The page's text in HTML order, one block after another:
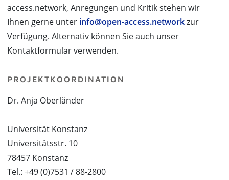
access.network, Anregungen und Kritik stehen wir
Ihnen gerne unter info@open-access.networkzur
Verfügung. Alternativ können Sie auch unser
Kontaktformular verwenden.
PROJEKTKOORDINATION
Dr. Anja Oberländer
Universität Konstanz
Universitätsstr. 10
78457 Konstanz
Tel.: +49 (0)7531 / 88-2800